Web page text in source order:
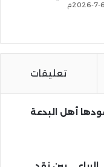
تعليقات
أهل البدعة